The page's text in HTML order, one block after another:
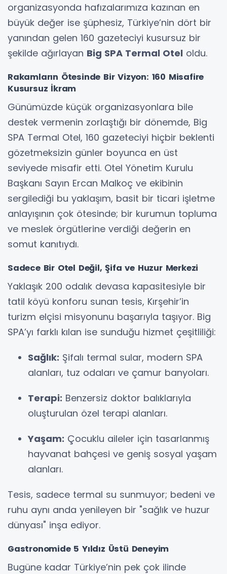
organizasyonda hafızalarımıza kazınan en
büyük değer ise şüphesiz, Türkiye’nin dört bir
yanından gelen 160 gazeteciyi kusursuz bir
şekilde ağırlayan Big SPA Termal Otel oldu.
Rakamların Ötesinde Bir Vizyon: 160 Misafire
Kusursuz İkram
Günümüzde küçük organizasyonlara bile
destek vermenin zorlaştığı bir dönemde, Big
SPA Termal Otel, 160 gazeteciyi hiçbir beklenti
gözetmeksizin günler boyunca en üst
seviyede misafir etti. Otel Yönetim Kurulu
Başkanı Sayın Ercan Malkoç ve ekibinin
sergilediği bu yaklaşım, basit bir ticari işletme
anlayışının çok ötesinde; bir kurumun topluma
ve meslek örgütlerine verdiği değerin en
somut kanıtıydı.
Sadece Bir Otel Değil, Şifa ve Huzur Merkezi
Yaklaşık 200 odalık devasa kapasitesiyle bir
tatil köyü konforu sunan tesis, Kırşehir’in
turizm elçisi misyonunu başarıyla taşıyor. Big
SPA’yı farklı kılan ise sunduğu hizmet çeşitliliği:
Sağlık: Şifalı termal sular, modern SPA
alanları, tuz odaları ve çamur banyoları.
Terapi: Benzersiz doktor balıklarıyla
oluşturulan özel terapi alanları.
Yaşam: Çocuklu aileler için tasarlanmış
hayvanat bahçesi ve geniş sosyal yaşam
alanları.
Tesis, sadece termal su sunmuyor; bedeni ve
ruhu aynı anda yenileyen bir "sağlık ve huzur
dünyası" inşa ediyor.
Gastronomide 5 Yıldız Üstü Deneyim
Bugüne kadar Türkiye’nin pek çok ilinde